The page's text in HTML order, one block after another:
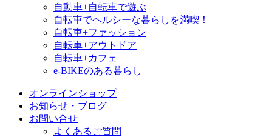
自動車+自転車で遊ぶ
自転車でヘルシーな暮らしを満喫！
自転車+ファッション
自転車+アウトドア
自転車+カフェ
e-BIKEのある暮らし
オンラインショップ
お知らせ・ブログ
お問い合せ
よくあるご質問